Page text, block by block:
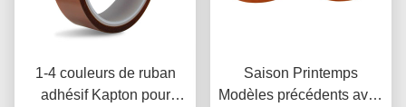
1-4 couleurs de ruban
adhésif Kapton pour
Saison Printemps
Modèles précédents avec